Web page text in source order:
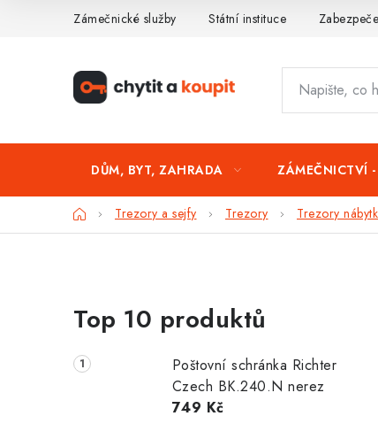
Zámečnické služby Státní instituce
DŮM, BYT, ZAHRADA ZÁMEČNICTVÍ -
DomůTrezory a sejfy Trezory Trezory
o
s
Top 10 produktů
Poštovní schránka Richter
Czech BK.240.N nerez
749 Kč